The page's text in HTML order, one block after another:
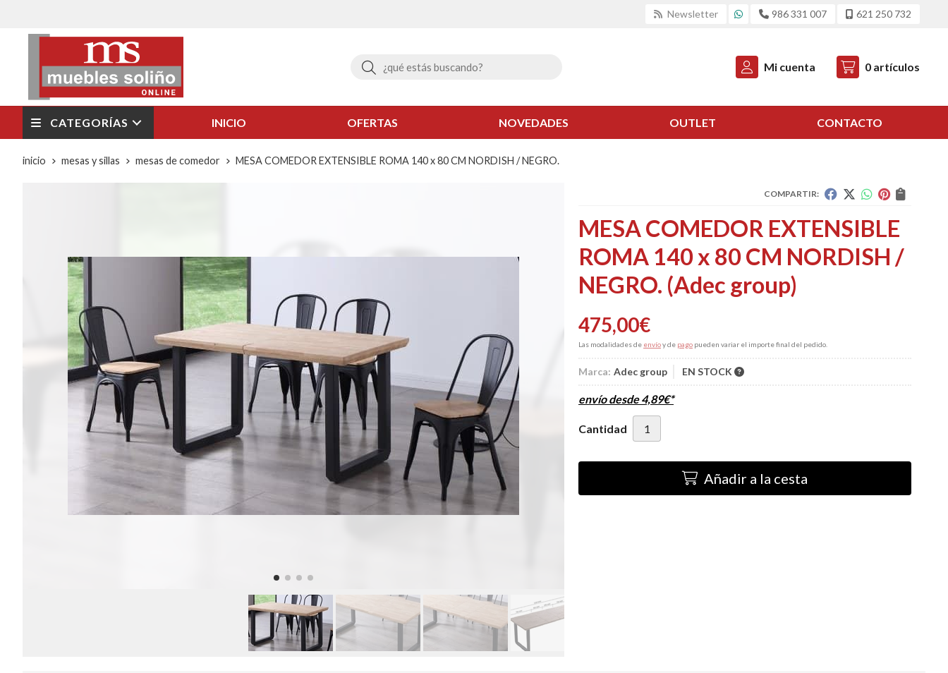
Newsletter 986 331 007 621 250 732
Buscar Mi cuenta 0 artículos
CATEGORÍAS INICIO OFERTAS NOVEDADES OUTLET CONTACTO
inicio mesas y sillas mesas de comedor MESA COMEDOR EXTENSIBLE ROMA 140 x 80 CM NORDISH / NEGRO.
COMPARTIR:
MESA COMEDOR EXTENSIBLE
ROMA 140 x 80 CM NORDISH /
NEGRO. (Adec group)
475,00€
Las modalidades de envíoy de pago pueden variar el importe final del pedido.
Marca: Adec group EN STOCK
envío desde4,89€*
Cantidad
Añadir a la cesta